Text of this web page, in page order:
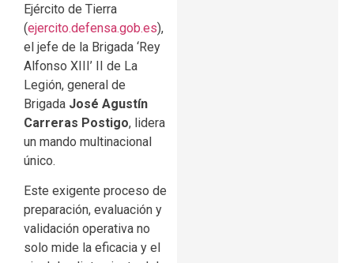
Ejército de Tierra
(ejercito.defensa.gob.es),
el jefe de la Brigada ‘Rey
Alfonso XIII’ II de La
Legión, general de
Brigada José Agustín
Carreras Postigo, lidera
un mando multinacional
único.
Este exigente proceso de
preparación, evaluación y
validación operativa no
solo mide la eficacia y el